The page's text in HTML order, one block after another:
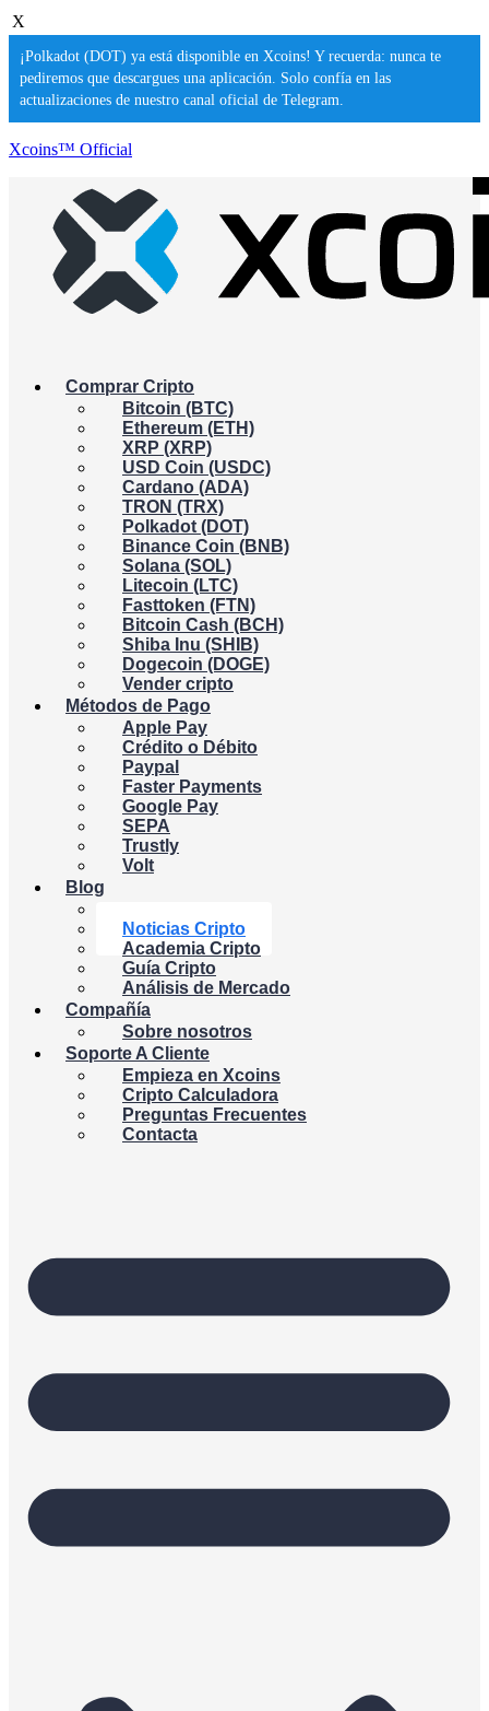
X
¡Polkadot (DOT) ya está disponible en Xcoins! Y recuerda: nunca te
pediremos que descargues una aplicación. Solo confía en las
actualizaciones de nuestro canal oficial de Telegram.
Xcoins™ Official
Comprar Cripto
Bitcoin (BTC)
Ethereum (ETH)
XRP (XRP)
USD Coin (USDC)
Cardano (ADA)
TRON (TRX)
Polkadot (DOT)
Binance Coin (BNB)
Solana (SOL)
Litecoin (LTC)
Fasttoken (FTN)
Bitcoin Cash (BCH)
Shiba Inu (SHIB)
Dogecoin (DOGE)
Vender cripto
Métodos de Pago
Apple Pay
Crédito o Débito
Paypal
Faster Payments
Google Pay
SEPA
Trustly
Volt
Blog
Noticias Cripto
Academia Cripto
Guía Cripto
Análisis de Mercado
Compañía
Sobre nosotros
Soporte A Cliente
Empieza en Xcoins
Cripto Calculadora
Preguntas Frecuentes
Contacta